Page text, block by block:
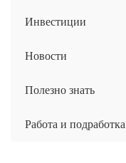
Инвестиции
Новости
Полезно знать
Работа и подработка